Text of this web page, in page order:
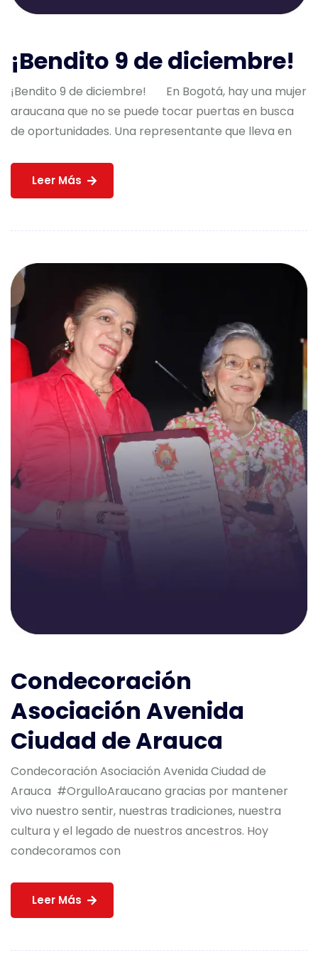
¡Bendito 9 de diciembre!
¡Bendito 9 de diciembre! En Bogotá, hay una mujer
araucana que no se puede tocar puertas en busca
de oportunidades. Una representante que lleva en
Leer Más
Condecoración
Asociación Avenida
Ciudad de Arauca
Condecoración Asociación Avenida Ciudad de
Arauca #OrgulloAraucano gracias por mantener
vivo nuestro sentir, nuestras tradiciones, nuestra
cultura y el legado de nuestros ancestros. Hoy
condecoramos con
Leer Más